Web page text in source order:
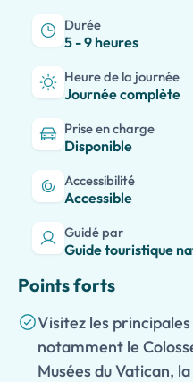
Durée
5 - 9 heures
Heure de la journée
Journée complète
Prise en charge
Disponible
Accessibilité
Accessible
Guidé par
Guide touristique
Points forts
Visitez les
notamment le
Musées du Vatican,